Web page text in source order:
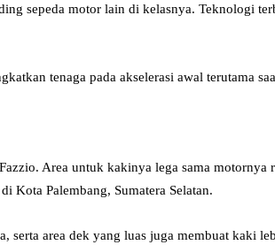
sepeda motor lain di kelasnya. Teknologi
tenaga pada akselerasi awal terutama
Area untuk kakinya lega sama
Kota Palembang, Sumatera Selatan.
serta area dek yang luas juga membuat kaki